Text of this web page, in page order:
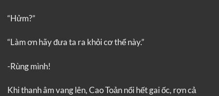
“Hửm?”
“Làm ơn hãy đưa ta ra khỏi cơ thể này.”
-Rùng mình!
Khi thanh âm vang lên, Cao Toản nổi hết gai ốc, rợn cả